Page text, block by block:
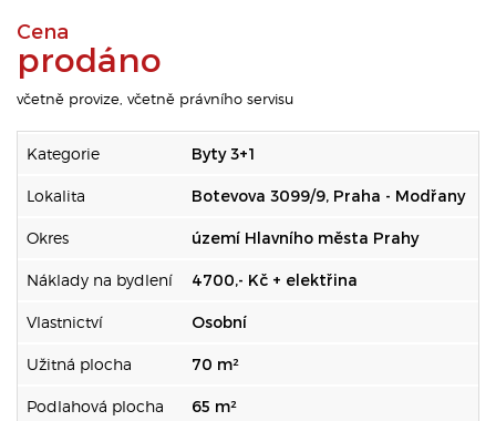
Cena
prodáno
včetně provize, včetně právního servisu
Kategorie Byty 3+1
Lokalita Botevova 3099/9, Praha - Modřany
Okres území Hlavního města Prahy
Náklady na bydlení 4700,- Kč + elektřina
Vlastnictví Osobní
Užitná plocha 70 m²
Podlahová plocha 65 m²